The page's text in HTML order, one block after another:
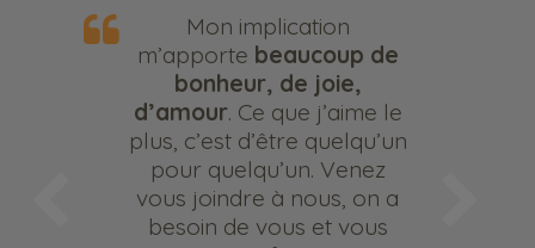
Mon implication
m’apporte beaucoup de
bonheur, de joie,
d’amour. Ce que j’aime le
plus, c’est d’être quelqu’un
pour quelqu’un. Venez
vous joindre à nous, on a
besoin de vous et vous